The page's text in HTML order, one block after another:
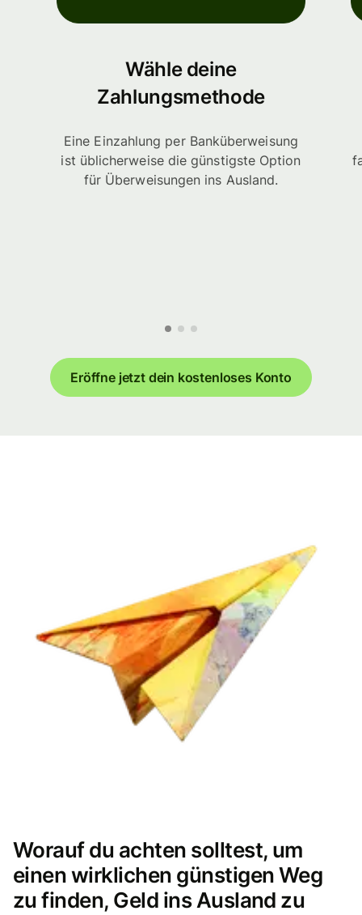
Wähle deine
Zahlungsmethode
Eine Einzahlung per Banküberweisung
ist üblicherweise die günstigste Option
für Überweisungen ins Ausland.
Eröffne jetzt dein kostenloses Konto
Worauf du achten solltest, um
einen wirklichen günstigen Weg
zu finden, Geld ins Ausland zu